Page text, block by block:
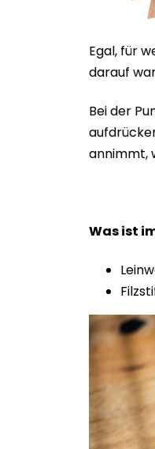
Egal, für
darauf
Bei der
annimmt,
Was ist